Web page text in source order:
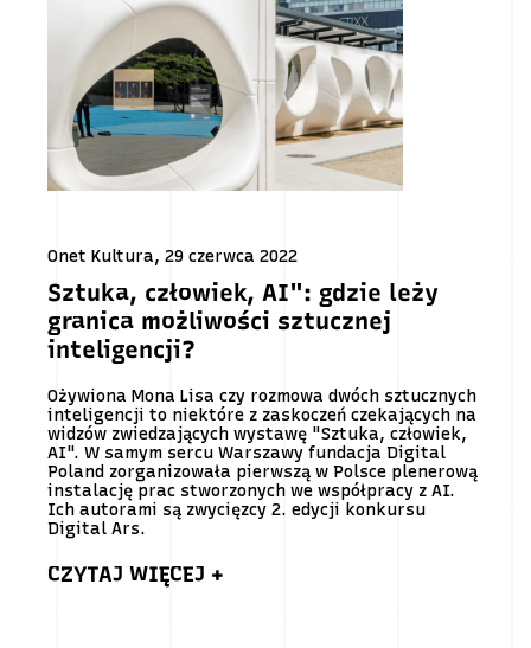
Onet Kultura, 29 czerwca 2022
Sztuka, człowiek, AI": gdzie leży
granica możliwości sztucznej
inteligencji?
Ożywiona Mona Lisa czy rozmowa dwóch sztucznych
inteligencji to niektóre z zaskoczeń czekających na
widzów zwiedzających wystawę "Sztuka, człowiek,
AI". W samym sercu Warszawy fundacja Digital
Poland zorganizowała pierwszą w Polsce plenerową
instalację prac stworzonych we współpracy z AI.
Ich autorami są zwycięzcy 2. edycji konkursu
Digital Ars.
CZYTAJ WIĘCEJ +